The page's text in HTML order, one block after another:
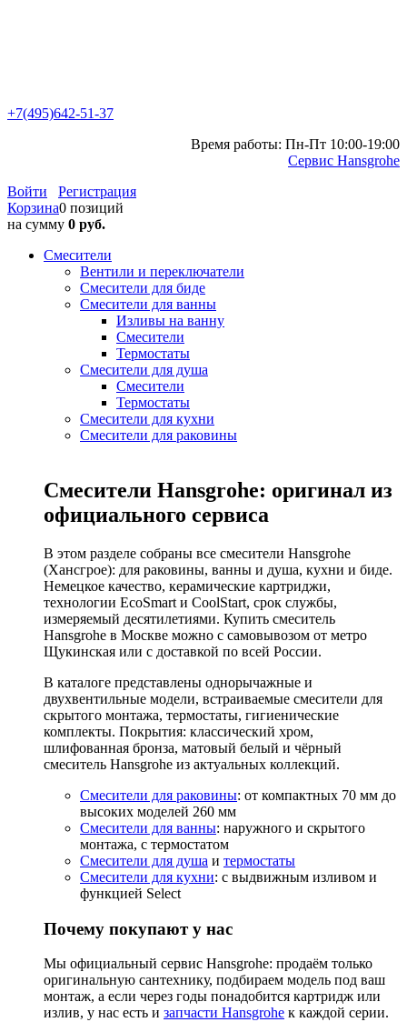
+7(495)642-51-37
Время работы: Пн-Пт 10:00-19:00
Сервис Hansgrohe
Войти
Регистрация
Корзина0 позиций
на сумму 0 руб.
Смесители
Вентили и переключатели
Смесители для биде
Смесители для ванны
Изливы на ванну
Смесители
Термостаты
Смесители для душа
Смесители
Термостаты
Смесители для кухни
Смесители для раковины
Смесители Hansgrohe: оригинал из
официального сервиса
В этом разделе собраны все смесители Hansgrohe
(Хансгрое): для раковины, ванны и душа, кухни и биде.
Немецкое качество, керамические картриджи,
технологии EcoSmart и CoolStart, срок службы,
измеряемый десятилетиями. Купить смеситель
Hansgrohe в Москве можно с самовывозом от метро
Щукинская или с доставкой по всей России.
В каталоге представлены однорычажные и
двухвентильные модели, встраиваемые смесители для
скрытого монтажа, термостаты, гигиенические
комплекты. Покрытия: классический хром,
шлифованная бронза, матовый белый и чёрный
смеситель Hansgrohe из актуальных коллекций.
Смесители для раковины: от компактных 70 мм до
высоких моделей 260 мм
Смесители для ванны: наружного и скрытого
монтажа, с термостатом
Смесители для душа и термостаты
Смесители для кухни: с выдвижным изливом и
функцией Select
Почему покупают у нас
Мы официальный сервис Hansgrohe: продаём только
оригинальную сантехнику, подбираем модель под ваш
монтаж, а если через годы понадобится картридж или
излив, у нас есть и запчасти Hansgrohe к каждой серии.